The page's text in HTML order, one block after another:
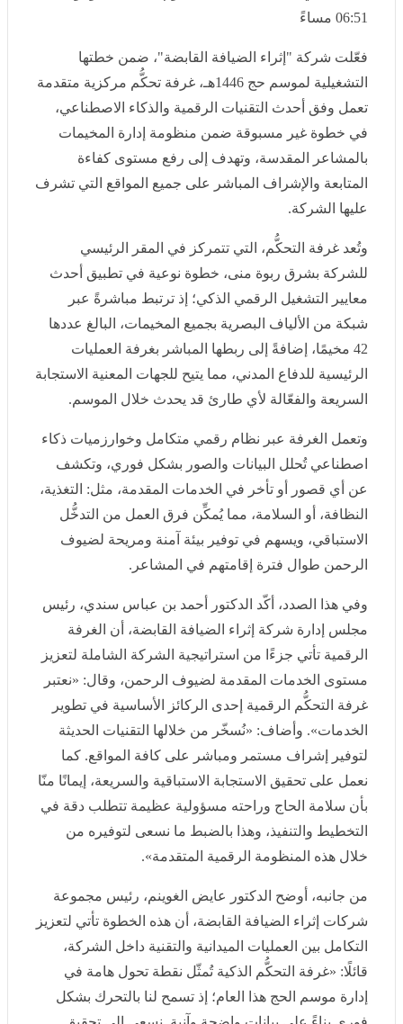
06:51 مساءً
فعّلت شركة "إثراء الضيافة القابضة"، ضمن خطتها التشغيلية
لموسم حج 1446هـ، غرفة تحكُّم مركزية متقدمة تعمل وفق
أحدث التقنيات الرقمية والذكاء الاصطناعي، في خطوة غير
مسبوقة ضمن منظومة إدارة المخيمات بالمشاعر المقدسة،
وتهدف إلى رفع مستوى كفاءة المتابعة والإشراف المباشر
على جميع المواقع التي تشرف عليها الشركة.
وتُعد غرفة التحكُّم، التي تتمركز في المقر الرئيسي للشركة
بشرق ربوة منى، خطوة نوعية في تطبيق أحدث معايير
التشغيل الرقمي الذكي؛ إذ ترتبط مباشرةً عبر شبكة من
الألياف البصرية بجميع المخيمات، البالغ عددها 42 مخيمًا،
إضافةً إلى ربطها المباشر بغرفة العمليات الرئيسية للدفاع
المدني، مما يتيح للجهات المعنية الاستجابة السريعة والفعّالة
لأي طارئ قد يحدث خلال الموسم.
وتعمل الغرفة عبر نظام رقمي متكامل وخوارزميات ذكاء
اصطناعي تُحلل البيانات والصور بشكل فوري، وتكشف عن
أي قصور أو تأخر في الخدمات المقدمة، مثل: التغذية،
النظافة، أو السلامة، مما يُمكِّن فرق العمل من التدخُّل
الاستباقي، ويسهم في توفير بيئة آمنة ومريحة لضيوف
الرحمن طوال فترة إقامتهم في المشاعر.
وفي هذا الصدد، أكّد الدكتور أحمد بن عباس سندي، رئيس
مجلس إدارة شركة إثراء الضيافة القابضة، أن الغرفة
الرقمية تأتي جزءًا من استراتيجية الشركة الشاملة لتعزيز
مستوى الخدمات المقدمة لضيوف الرحمن، وقال: «نعتبر
غرفة التحكُّم الرقمية إحدى الركائز الأساسية في تطوير
الخدمات». وأضاف: «نُسخّر من خلالها التقنيات الحديثة
لتوفير إشراف مستمر ومباشر على كافة المواقع. كما نعمل
على تحقيق الاستجابة الاستباقية والسريعة، إيمانًا منّا بأن
سلامة الحاج وراحته مسؤولية عظيمة تتطلب دقة في
التخطيط والتنفيذ، وهذا بالضبط ما نسعى لتوفيره من خلال
هذه المنظومة الرقمية المتقدمة».
من جانبه، أوضح الدكتور عايض الغوينم، رئيس مجموعة
شركات إثراء الضيافة القابضة، أن هذه الخطوة تأتي لتعزيز
التكامل بين العمليات الميدانية والتقنية داخل الشركة، قائلًا:
«غرفة التحكُّم الذكية تُمثّل نقطة تحول هامة في إدارة موسم
الحج هذا العام؛ إذ تسمح لنا بالتحرك بشكل فوري بناءً على
بيانات واضحة وآنية. نسعى إلى تحقيق التكامل الكامل بين
التقنيات المتطورة والعمليات التشغيلية الميدانية بصورة لا